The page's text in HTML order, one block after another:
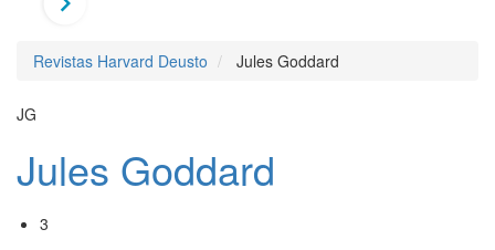
Revistas Harvard Deusto Jules Goddard
JG
Jules Goddard
3